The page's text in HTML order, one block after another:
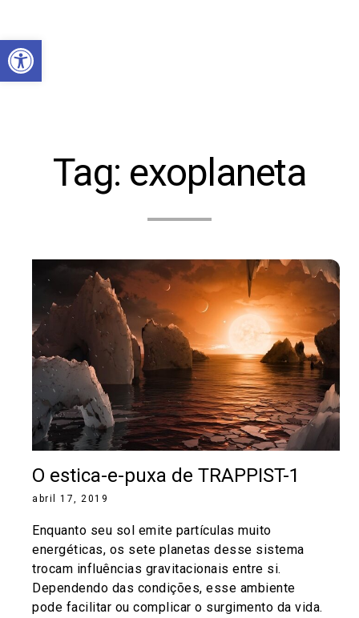
Abrir a barra de ferramentas
Tag: exoplaneta
O estica-e-puxa de TRAPPIST-1
abril 17, 2019
Enquanto seu sol emite partículas muito
energéticas, os sete planetas desse sistema
trocam influências gravitacionais entre si.
Dependendo das condições, esse ambiente
pode facilitar ou complicar o surgimento da vida.